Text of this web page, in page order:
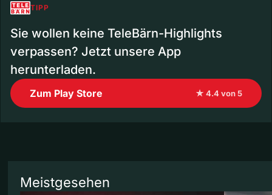
TIPP
Sie wollen keine TeleBärn-Highlights
verpassen? Jetzt unsere App
herunterladen.
Zum Play Store ★ 4.4 von 5
Meistgesehen